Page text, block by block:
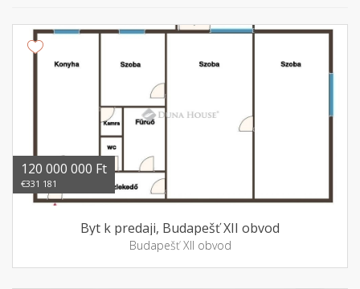
120 000 000 Ft
€331 181
Byt k predaji, Budapešť XII obvod
Budapešť XII obvod